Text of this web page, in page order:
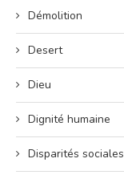
Démolition
Desert
Dieu
Dignité humaine
Disparités sociales